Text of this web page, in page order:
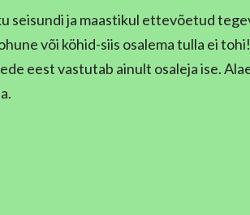
seisundi ja maastikul ettevõetud
või köhid-siis osalema tulla ei
eest vastutab ainult osaleja ise.